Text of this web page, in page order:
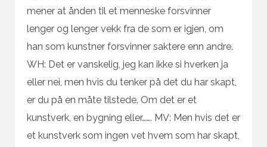
mener at ånden til et menneske forsvinner
lenger og lenger vekk fra de som er igjen, om
han som kunstner forsvinner saktere enn andre.
WH: Det er vanskelig, jeg kan ikke si hverken ja
eller nei, men hvis du tenker på det du har skapt,
er du på en måte tilstede. Om det er et
kunstverk, en bygning eller……. MV: Men hvis det er
et kunstverk som ingen vet hvem som har skapt,